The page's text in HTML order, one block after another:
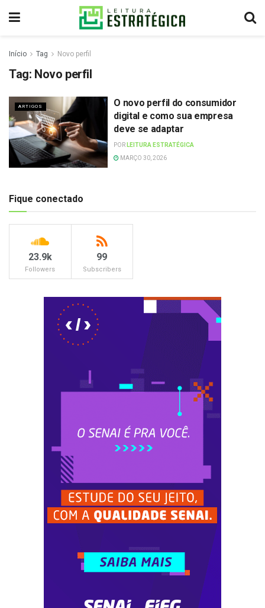
Início Tag Novo perfil
Tag: Novo perfil
ARTIGOS
O novo perfil do consumidor
digital e como sua empresa
deve se adaptar
POR LEITURA ESTRATÉGICA
MARÇO 30, 2026
Fique conectado
23.9k
Followers
99
Subscribers